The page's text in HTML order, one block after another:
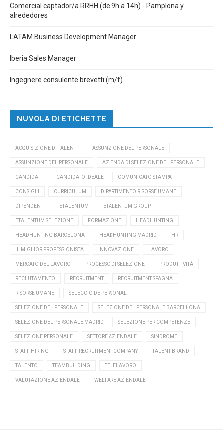
Comercial captador/a RRHH (de 9h a 14h) - Pamplona y
alrededores
LATAM Business Development Manager
Iberia Sales Manager
Ingegnere consulente brevetti (m/f)
NUVOLA DI ETICHETTE
ACQUISIZIONE DI TALENTI ASSUNZIONE DEL PERSONALE
ASSUNZIONE DEL PERSONALE AZIENDA DI SELEZIONE DEL PERSONALE
CANDIDATI CANDIDATO IDEALE COMUNICATO STAMPA
CONSIGLI CURRICULUM DIPARTIMENTO RISORSE UMANE
DIPENDENTI ETALENTUM ETALENTUM GROUP
ETALENTUM SELEZIONE FORMAZIONE HEADHUNTING
HEADHUNTING BARCELONA HEADHUNTING MADRID HR
IL MIGLIOR PROFESSIONISTA INNOVAZIONE LAVORO
MERCATO DEL LAVORO PROCESSO DI SELEZIONE PRODUTTIVITÀ
RECLUTAMENTO RECRUITMENT RECRUITMENT SPAGNA
RISORSE UMANE SELECCIÓ DE PERSONAL
SELEZIONE DEL PERSONALE SELEZIONE DEL PERSONALE BARCELLONA
SELEZIONE DEL PERSONALE MADRID SELEZIONE PER COMPETENZE
SELEZIONE PERSONALE SETTORE AZIENDALE SINDROME
STAFF HIRING STAFF RECRUITMENT COMPANY TALENT BRAND
TALENTO TEAMBUILDING TELELAVORO
VALUTAZIONE AZIENDALE WELFARE AZIENDALE